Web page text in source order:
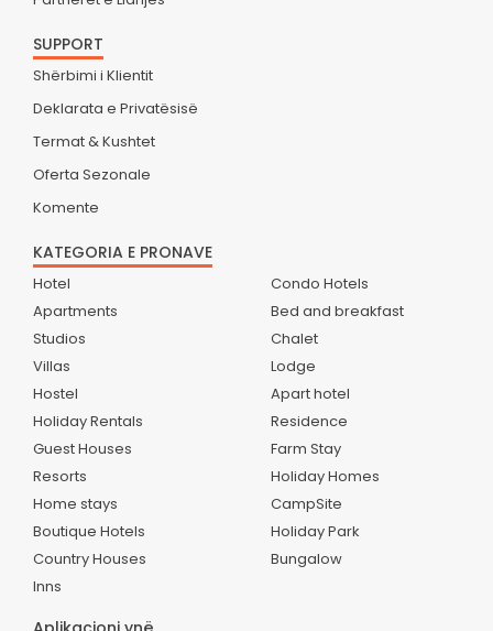
SUPPORT
Shërbimi i Klientit
Deklarata e Privatësisë
Termat & Kushtet
Oferta Sezonale
Komente
KATEGORIA E PRONAVE
Hotel
Apartments
Studios
Villas
Hostel
Holiday Rentals
Guest Houses
Resorts
Home stays
Boutique Hotels
Country Houses
Inns
Condo Hotels
Bed and breakfast
Chalet
Lodge
Apart hotel
Residence
Farm Stay
Holiday Homes
CampSite
Holiday Park
Bungalow